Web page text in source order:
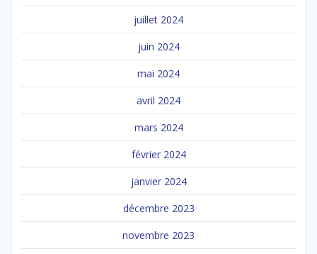
juillet 2024
juin 2024
mai 2024
avril 2024
mars 2024
février 2024
janvier 2024
décembre 2023
novembre 2023